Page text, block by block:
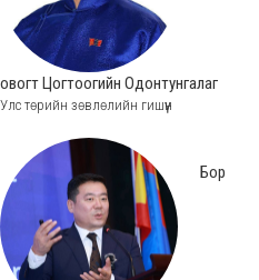
овогт Цогтоогийн Одонтунгалаг
Улс төрийн зөвлөлийн гишүүн
Бор